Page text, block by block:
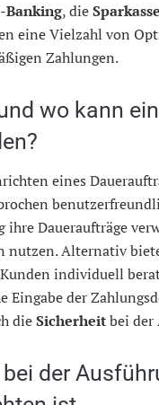
Banking, die
eine Vielzahl von
Zahlungen.
wo kann
eines
ihre Daueraufträge
nutzen. Alternativ
individuell
Eingabe der
dieSicherheitbei der
der